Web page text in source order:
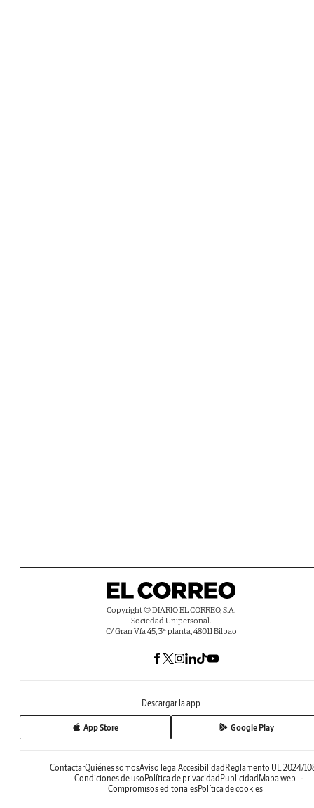
Copyright © DIARIO EL CORREO, S.A.
Sociedad Unipersonal.
C/ Gran Vía 45, 3ª planta, 48011 Bilbao
Descargar la app
App Store Google Play
ContactarQuiénes somosAviso legal Accesibilidad Reglamento UE 2024/
Condiciones de uso Política de privacidad Publicidad Mapa web
Compromisos editorialesPolítica de cookies